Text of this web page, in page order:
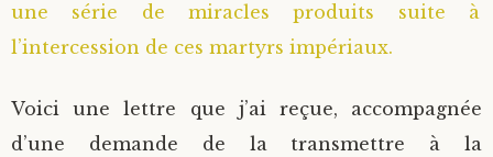
une série de miracles produits suite à
l’intercession de ces martyrs impériaux.
Voici une lettre que j’ai reçue, accompagnée
d’une demande de la transmettre à la